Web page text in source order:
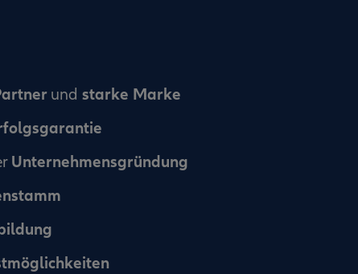
und starke Marke
Unternehmensgründung